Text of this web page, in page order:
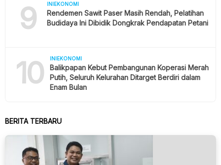
9 INIEKONOMI
Rendemen Sawit Paser Masih Rendah, Pelatihan
Budidaya Ini Dibidik Dongkrak Pendapatan Petani
10 INIEKONOMI
Balikpapan Kebut Pembangunan Koperasi Merah
Putih, Seluruh Kelurahan Ditarget Berdiri dalam
Enam Bulan
BERITA TERBARU